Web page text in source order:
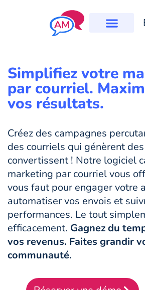
Simplifiez votre
par courriel.
vos résultats.
Créez des campagnes
des courriels qui génèrent
convertissent ! Notre logiciel
marketing par courriel vous
vous faut pour engager votre
automatiser vos envois et
performances. Le tout
efficacement. Gagnez du
vos revenus. Faites grandir
communauté.